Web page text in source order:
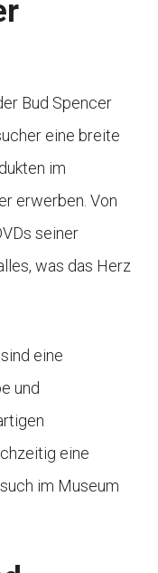
Bud Spencer
eine breite
im
erwerben. Von
seiner
was das Herz
eine
und
eine
im Museum